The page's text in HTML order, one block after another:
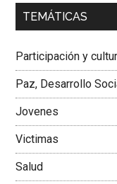
00:00
Dra. Carolina
Colombiana
TEMÁTICAS
Participación y
Paz, Desarrollo
Jovenes
Victimas
Salud